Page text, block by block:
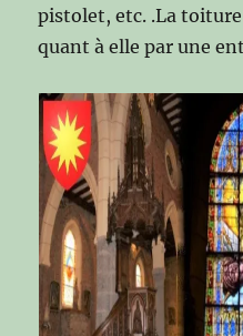
pistolet, etc. .La
quant à elle par une